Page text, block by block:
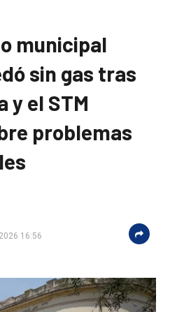
municipal
sin gas tras
y el STM
problemas
16:56